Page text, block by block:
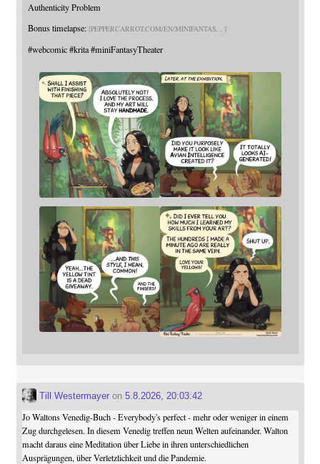
Authenticity Problem
Bonus timelapse: PEPPERCARROT.COM/EN/MINIFANTAS
#webcomic #krita #miniFantasyTheater
Till Westermayeron 5.8.2026, 20:03:42
Jo Waltons Venedig-Buch - Everybody's perfect - mehr oder weniger in einem
Zug durchgelesen. In diesem Venedig treffen neun Welten aufeinander. Walton
macht daraus eine Meditation über Liebe in ihren unterschiedlichen
Ausprägungen, über Verletzlichkeit und die Pandemie.